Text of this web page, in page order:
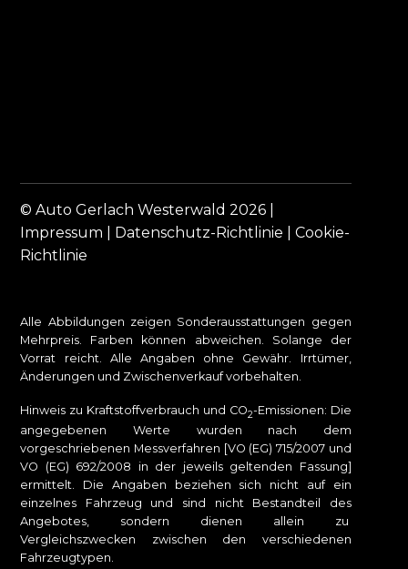
© Auto Gerlach Westerwald 2026 |
Impressum
Datenschutz-Richtlinie |Cookie-
Richtlinie
Alle Abbildungen zeigen Sonderausstattungen gegen
Mehrpreis. Farben können abweichen. Solange der
Vorrat reicht. Alle Angaben ohne Gewähr. Irrtümer,
Änderungen und Zwischenverkauf vorbehalten.
Hinweis zu Kraftstoffverbrauch und CO2-Emissionen: Die
angegebenen Werte wurden nach dem
vorgeschriebenen Messverfahren [VO (EG) 715/2007 und
VO (EG) 692/2008 in der jeweils geltenden Fassung]
ermittelt. Die Angaben beziehen sich nicht auf ein
einzelnes Fahrzeug und sind nicht Bestandteil des
Angebotes, sondern dienen allein zu
Vergleichszwecken zwischen den verschiedenen
Fahrzeugtypen.